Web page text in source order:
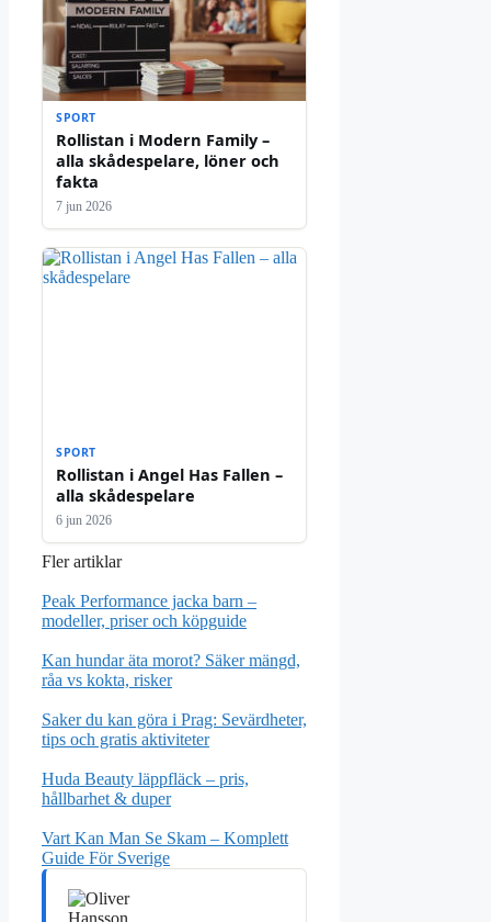
SPORT
Rollistan i Modern Family –
alla skådespelare, löner och
fakta
7 jun 2026
SPORT
Rollistan i Angel Has Fallen –
alla skådespelare
6 jun 2026
Fler artiklar
Peak Performance jacka barn –
modeller, priser och köpguide
Kan hundar äta morot? Säker mängd,
råa vs kokta, risker
Saker du kan göra i Prag: Sevärdheter,
tips och gratis aktiviteter
Huda Beauty läppfläck – pris,
hållbarhet & duper
Vart Kan Man Se Skam – Komplett
Guide För Sverige